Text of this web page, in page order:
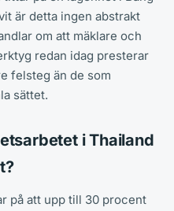
är detta ingen abstrakt
om att mäklare och
redan idag presterar
felsteg än de som
sättet.
i Thailand
på att upp till 30 procent